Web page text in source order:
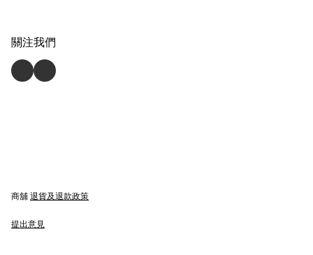
關注我們
商舖 退貨及退款政策
提出意見